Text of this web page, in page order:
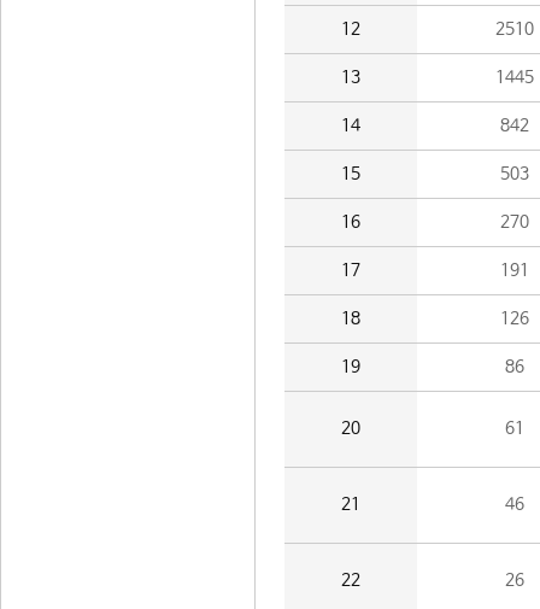
12 2510
13 1445
14 842
15 503
16 270
17 191
18 126
19 86
20 61
21 46
22 26